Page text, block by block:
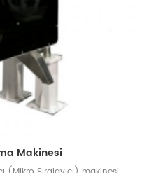
Makinesi